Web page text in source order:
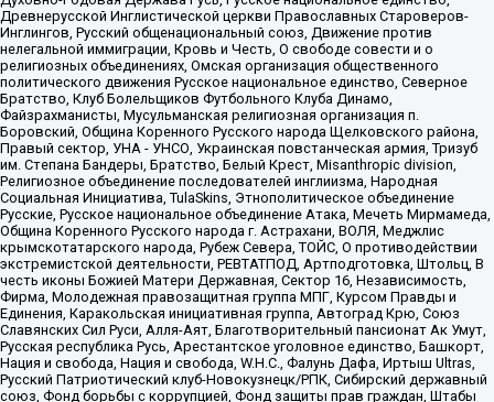
Древнерусской Инглистической церкви Православных Староверов-
Инглингов, Русский общенациональный союз, Движение против
нелегальной иммиграции, Кровь и Честь, О свободе совести и о
религиозных объединениях, Омская организация общественного
политического движения Русское национальное единство, Северное
Братство, Клуб Болельщиков Футбольного Клуба Динамо,
Файзрахманисты, Мусульманская религиозная организация п.
Боровский, Община Коренного Русского народа Щелковского района,
Правый сектор, УНА - УНСО, Украинская повстанческая армия, Тризуб
им. Степана Бандеры, Братство, Белый Крест, Misanthropic division,
Религиозное объединение последователей инглиизма, Народная
Социальная Инициатива, TulaSkins, Этнополитическое объединение
Русские, Русское национальное объединение Атака, Мечеть Мирмамеда,
Община Коренного Русского народа г. Астрахани, ВОЛЯ, Меджлис
крымскотатарского народа, Рубеж Севера, ТОЙС, О противодействии
экстремистской деятельности, РЕВТАТПОД, Артподготовка, Штольц, В
честь иконы Божией Матери Державная, Сектор 16, Независимость,
Фирма, Молодежная правозащитная группа МПГ, Курсом Правды и
Единения, Каракольская инициативная группа, Автоград Крю, Союз
Славянских Сил Руси, Алля-Аят, Благотворительный пансионат Ак Умут,
Русская республика Русь, Арестантское уголовное единство, Башкорт,
Нация и свобода, Нация и свобода, W.H.С., Фалунь Дафа, Иртыш Ultras,
Русский Патриотический клуб-Новокузнецк/РПК, Сибирский державный
союз, Фонд борьбы с коррупцией, Фонд защиты прав граждан, Штабы